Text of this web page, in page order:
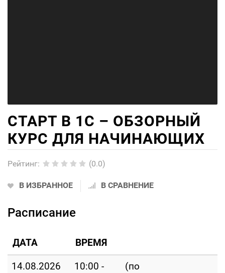
СТАРТ В 1С – ОБЗОРНЫЙ
КУРС ДЛЯ НАЧИНАЮЩИХ
Рейтинг: (0.0)
В ИЗБРАННОЕ В СРАВНЕНИЕ
Расписание
ДАТА ВРЕМЯ
14.08.2026
10:00 -
(по